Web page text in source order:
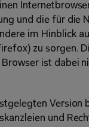
und die für die
im Hinblick
zu sorgen.
ist dabei
Version
und